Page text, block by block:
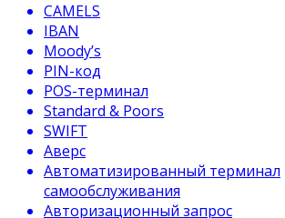
CAMELS
IBAN
Moody’s
PIN-код
POS-терминал
Standard & Poors
SWIFT
Аверс
Автоматизированный терминал
самообслуживания
Авторизационный запрос